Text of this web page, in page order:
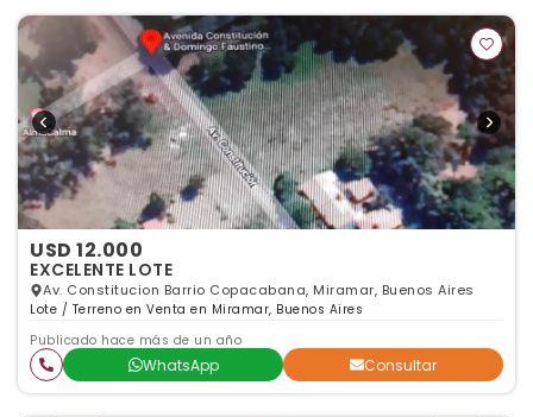
USD 12.000
EXCELENTE LOTE
Av. Constitucion Barrio Copacabana, Miramar, Buenos Aires
Lote / Terreno en Venta en Miramar, Buenos Aires
Publicado hace más de un año
WhatsApp Consultar